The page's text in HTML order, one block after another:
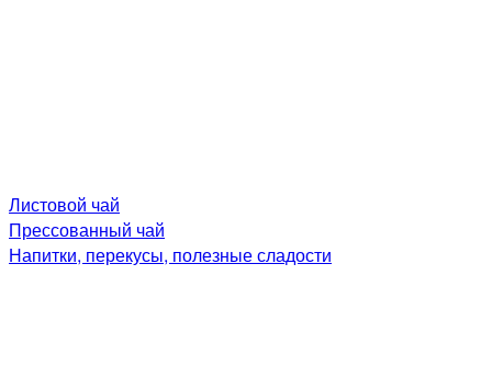
Листовой чай
Прессованный чай
Напитки, перекусы, полезные сладости